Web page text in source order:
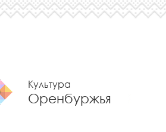
Культура
Оренбуржья